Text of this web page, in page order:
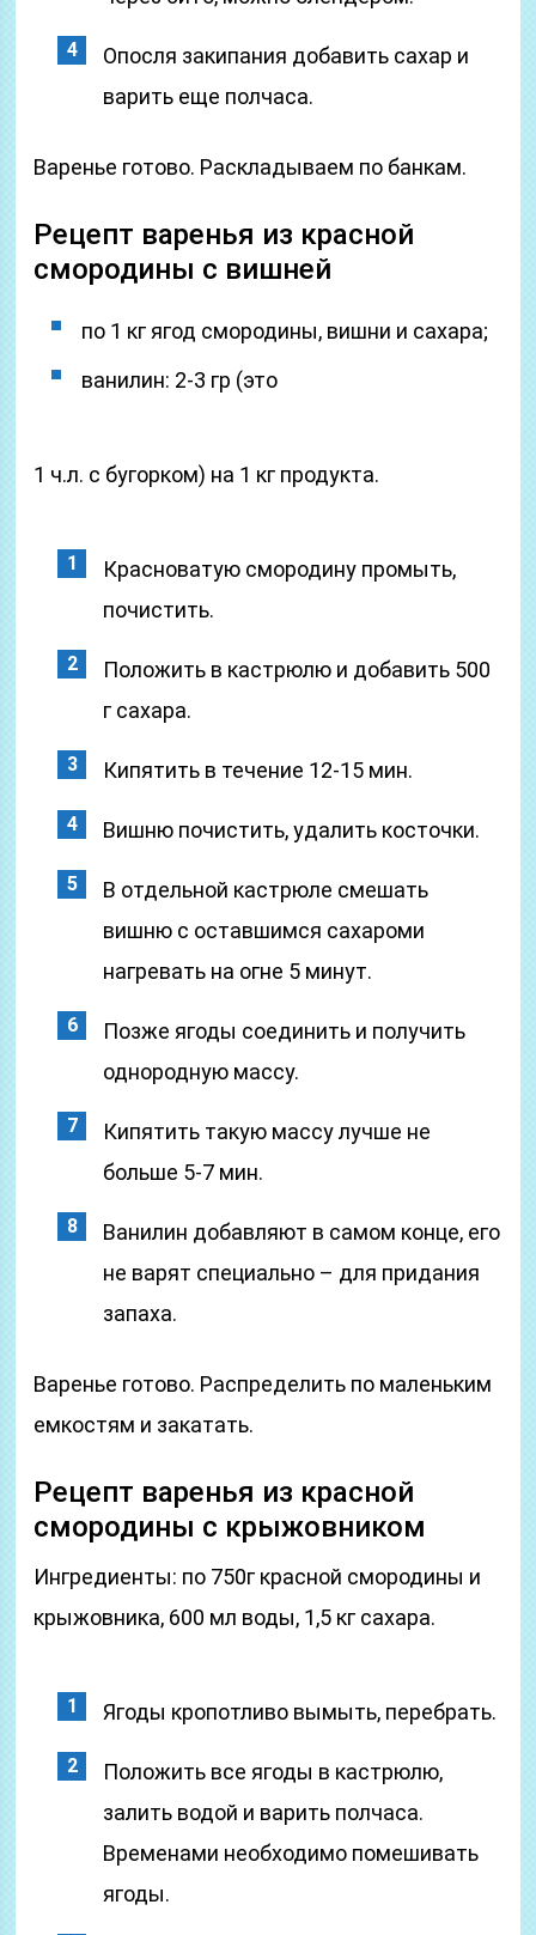
Опосля закипания добавить сахар и
варить еще полчаса.
Варенье готово. Раскладываем по банкам.
Рецепт варенья из красной
смородины с вишней
по 1 кг ягод смородины, вишни и сахара;
ванилин: 2-3 гр (это
1 ч.л. с бугорком) на 1 кг продукта.
Красноватую смородину промыть,
почистить.
Положить в кастрюлю и добавить 500
г сахара.
Кипятить в течение 12-15 мин.
Вишню почистить, удалить косточки.
В отдельной кастрюле смешать
вишню с оставшимся сахароми
нагревать на огне 5 минут.
Позже ягоды соединить и получить
однородную массу.
Кипятить такую массу лучше не
больше 5-7 мин.
Ванилин добавляют в самом конце, его
не варят специально – для придания
запаха.
Варенье готово. Распределить по маленьким
емкостям и закатать.
Рецепт варенья из красной
смородины с крыжовником
Ингредиенты: по 750г красной смородины и
крыжовника, 600 мл воды, 1,5 кг сахара.
Ягоды кропотливо вымыть, перебрать.
Положить все ягоды в кастрюлю,
залить водой и варить полчаса.
Временами необходимо помешивать
ягоды.